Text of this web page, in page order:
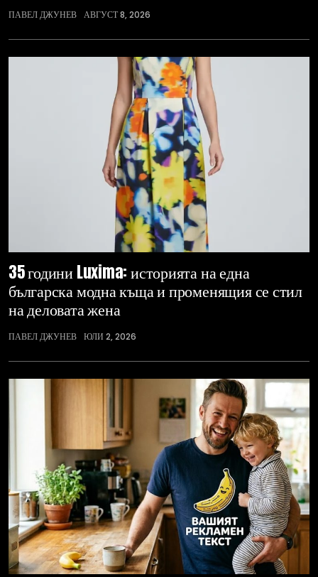
ПАВЕЛ ДЖУНЕВ АВГУСТ 8, 2026
35 години Luxima: историята на една
българска модна къща и променящия се стил
на деловата жена
ПАВЕЛ ДЖУНЕВ ЮЛИ 2, 2026